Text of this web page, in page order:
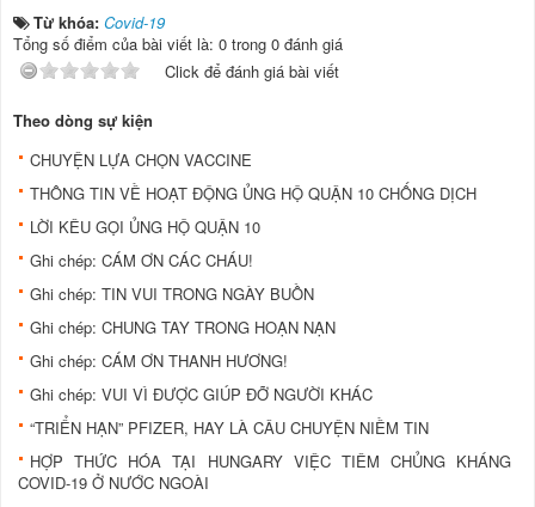
Từ khóa: Covid-19
Tổng số điểm của bài viết là: 0 trong 0 đánh giá
Click để đánh giá bài viết
Theo dòng sự kiện
CHUYỆN LỰA CHỌN VACCINE
THÔNG TIN VỀ HOẠT ĐỘNG ỦNG HỘ QUẬN 10 CHỐNG DỊCH
LỜI KÊU GỌI ỦNG HỘ QUẬN 10
Ghi chép: CÁM ƠN CÁC CHÁU!
Ghi chép: TIN VUI TRONG NGÀY BUỒN
Ghi chép: CHUNG TAY TRONG HOẠN NẠN
Ghi chép: CÁM ƠN THANH HƯƠNG!
Ghi chép: VUI VÌ ĐƯỢC GIÚP ĐỠ NGƯỜI KHÁC
“TRIỂN HẠN” PFIZER, HAY LÀ CÂU CHUYỆN NIỀM TIN
HỢP THỨC HÓA TẠI HUNGARY VIỆC TIÊM CHỦNG KHÁNG
COVID-19 Ở NƯỚC NGOÀI